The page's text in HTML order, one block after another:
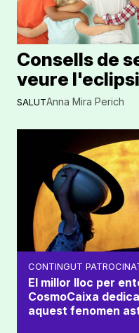
SALUT
Consells de
veure
Anna Mira Perich
CONTINGUT
El millor lloc per
CosmoCaixa
aquest fenomen